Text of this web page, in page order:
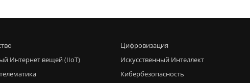
Интернет вещей (IIoT)
Цифровизация
Искусственный Интеллект
Кибербезопасность